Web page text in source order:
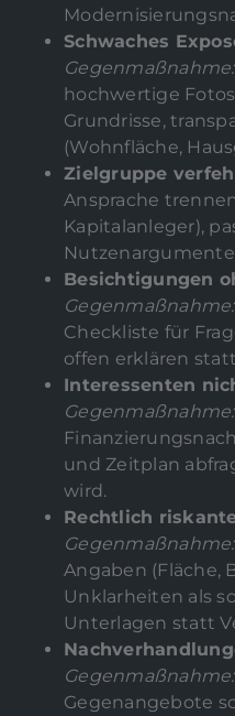
Schwaches
Gegenmaßnahme:
hochwertige
Grundrisse,
(Wohnfläche,
Zielgruppe
Ansprache
Kapitalanleger),
Besichtigungen
Gegenmaßnahme:
Checkliste für
offen erklären
Interessenten
Gegenmaßnahme:
und Zeitplan
wird.
Rechtlich
Gegenmaßnahme:
Angaben (Fläche,
Unklarheiten als
Unterlagen statt
Gegenmaßnahme:
Gegenangebote